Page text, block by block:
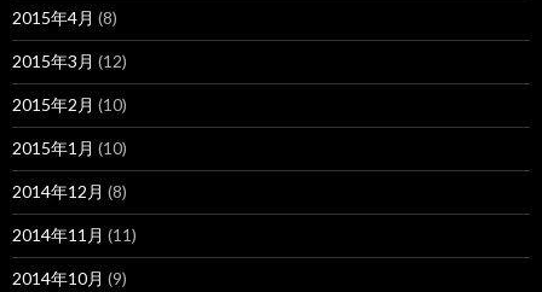
2015年4月 (8)
2015年3月 (12)
2015年2月 (10)
2015年1月 (10)
2014年12月 (8)
2014年11月 (11)
2014年10月 (9)